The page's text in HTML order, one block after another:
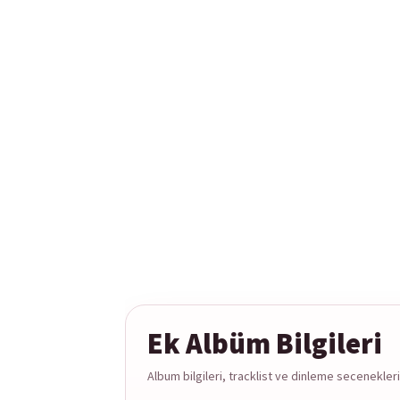
Ek Albüm Bilgileri
Album bilgileri, tracklist ve dinleme